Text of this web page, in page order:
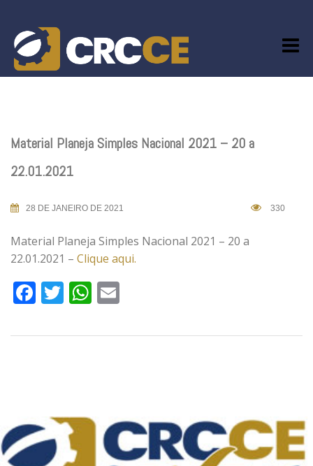
content
Material Planeja Simples Nacional 2021 – 20 a
22.01.2021
28 DE JANEIRO DE 2021 330
Material Planeja Simples Nacional 2021 – 20 a
22.01.2021 – Clique aqui.
Facebook
TwitterWhatsApp